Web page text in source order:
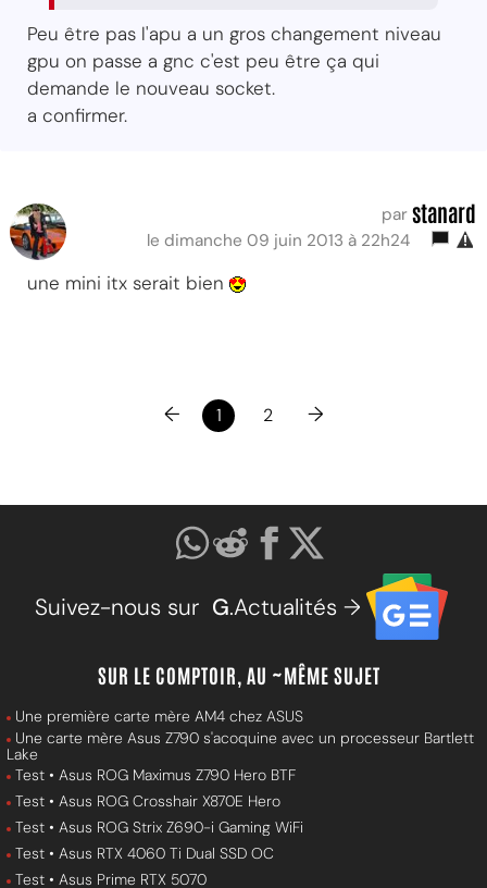
Peu être pas l'apu a un gros changement niveau
gpu on passe a gnc c'est peu être ça qui
demande le nouveau socket.
a confirmer.
par stanard
le dimanche 09 juin 2013 à 22h24
une mini itx serait bien
← 1 2 →
Suivez-nous sur G.Actualités →
SUR LE COMPTOIR, AU ~MÊME SUJET
Une première carte mère AM4 chez ASUS
Une carte mère Asus Z790 s'acoquine avec un processeur Bartlett
Lake
Test • Asus ROG Maximus Z790 Hero BTF
Test • Asus ROG Crosshair X870E Hero
Test • Asus ROG Strix Z690-i Gaming WiFi
Test • Asus RTX 4060 Ti Dual SSD OC
Test • Asus Prime RTX 5070